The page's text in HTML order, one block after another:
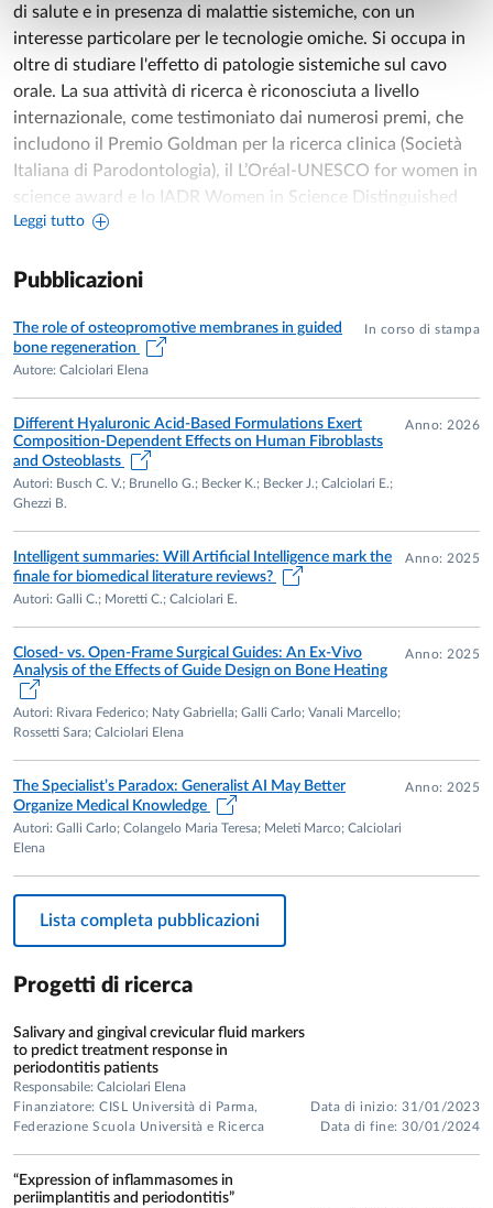
Leggi tutto
di salute e in presenza di malattie sistemiche, con un
interesse particolare per le tecnologie omiche. Si occupa in
oltre di studiare l'effetto di patologie sistemiche sul cavo
orale. La sua attività di ricerca è riconosciuta a livello
internazionale, come testimoniato dai numerosi premi, che
includono il Premio Goldman per la ricerca clinica (Società
Italiana di Parodontologia), il L’Oréal-UNESCO for women in
science award e lo IADR Women in Science Distinguished
Research Award. Nel 2021 ha ricevuto il BSODR President’s
new investigators. Ha preso parte ai workshop organizzati
hanno portato alla stesura delle linee guida per il
trattamento delle malattie parodontali e implantatari,
European Consensus Workshop on Education in
Periodontology. Attualmente svolge il ruolo di officer per
EFP Scientific Affairs Committee e per IADR Women in
(Journal of Clinical Periodontology, Journal of
Periodontology, Journal of Periodontal Research).
Pubblicazioni
The role of osteopromotive membranes in guided
bone regeneration
Autore: Calciolari Elena
In corso di stampa
Different Hyaluronic Acid-Based Formulations Exert
Composition-Dependent Effects on Human Fibroblasts
and Osteoblasts
Autori: Busch C. V.; Brunello G.; Becker K.; Becker J.; Calciolari E.;
Ghezzi B.
Anno: 2026
Intelligent summaries: Will Artificial Intelligence mark the
finale for biomedical literature reviews?
Autori: Galli C.; Moretti C.; Calciolari E.
Anno: 2025
Closed- vs. Open-Frame Surgical Guides: An Ex-Vivo
Analysis of the Effects of Guide Design on Bone Heating
Autori: Rivara Federico; Naty Gabriella; Galli Carlo; Vanali Marcello;
Rossetti Sara; Calciolari Elena
Anno: 2025
The Specialist’s Paradox: Generalist AI May Better
Organize Medical Knowledge
Autori: Galli Carlo; Colangelo Maria Teresa; Meleti Marco; Calciolari
Elena
Anno: 2025
Lista completa pubblicazioni
Progetti di ricerca
Salivary and gingival crevicular fluid markers
to predict treatment response in
periodontitis patients
Responsabile: Calciolari Elena
Finanziatore: CISL Università di Parma,
Federazione Scuola Università e Ricerca
Data di inizio: 31/01/2023
Data di fine: 30/01/2024
“Expression of inflammasomes in
periimplantitis and periodontitis”